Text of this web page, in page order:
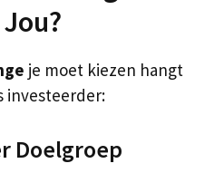
je moet kiezen hangt
investeerder:
Doelgroep